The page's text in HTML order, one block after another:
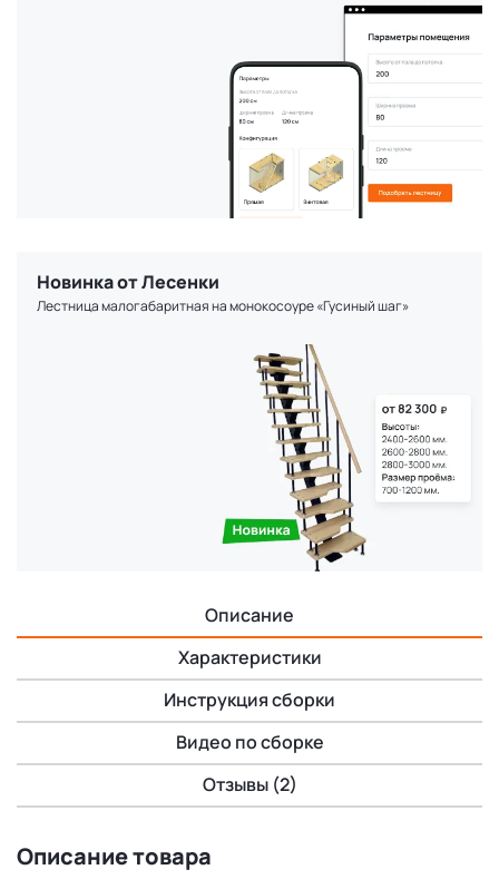
Новинка от Лесенки
Лестница малогабаритная на монокосоуре «Гусиный шаг»
Описание
Характеристики
Инструкция сборки
Видео по сборке
Отзывы (2)
Описание товара